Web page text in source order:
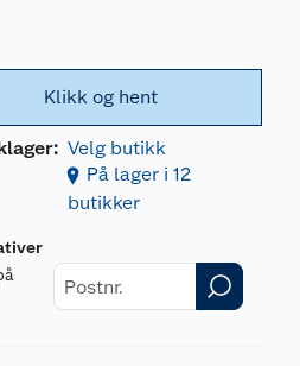
Klikk og hent
Velg butikk
På lager i 12
butikker